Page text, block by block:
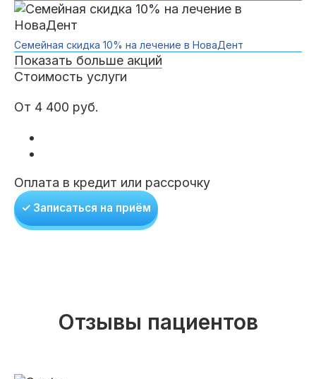
Семейная скидка 10% на лечение в НоваДент
Показать больше акций
Стоимость услуги
От 4 400 руб.
Оплата в кредит или рассрочку
✓ Записаться на приём
Отзывы пациентов